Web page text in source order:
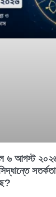
৬ আগস্ট